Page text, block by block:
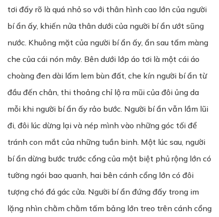
tơi đấy rõ là quá nhỏ so với thân hình cao lớn của người
bí ẩn ấy, khiến nửa thân dưới của người bí ẩn ướt sũng
nước. Khuông mặt của người bí ẩn ấy, ẩn sau tấm màng
che của cái nón mây. Bên dưới lớp áo tơi là một cái áo
choàng đen dài lấm lem bùn đất, che kín người bí ẩn từ
đầu đến chân, thi thoảng chỉ lộ ra mũi của đôi ủng da
mỗi khi người bí ẩn ấy rảo bước. Người bí ẩn vẫn lầm lũi
đi, đôi lúc dừng lại và nép mình vào những góc tối để
tránh con mắt của những tuần binh. Một lúc sau, người
bí ẩn dừng bước trước cổng của một biệt phủ rộng lớn có
tường ngói bao quanh, hai bên cánh cổng lớn có đôi
tượng chó đá gác cửa. Người bí ẩn đứng đấy trong im
lặng nhìn chằm chằm tấm bảng lớn treo trên cánh cổng